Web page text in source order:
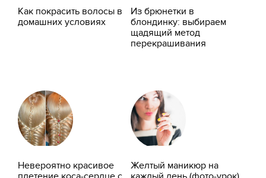
Как покрасить волосы в
домашних условиях
Из брюнетки в
блондинку: выбираем
щадящий метод
перекрашивания
Невероятно красивое
Желтый маникюр на